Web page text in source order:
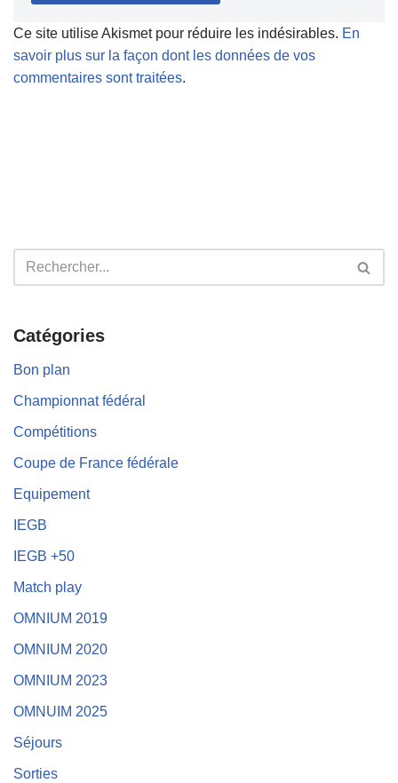
Ce site utilise Akismet pour réduire les indésirables. En
savoir plus sur la façon dont les données de vos
commentaires sont traitées.
Catégories
Bon plan
Championnat fédéral
Compétitions
Coupe de France fédérale
Equipement
IEGB
IEGB +50
Match play
OMNIUM 2019
OMNIUM 2020
OMNIUM 2023
OMNUIM 2025
Séjours
Sorties